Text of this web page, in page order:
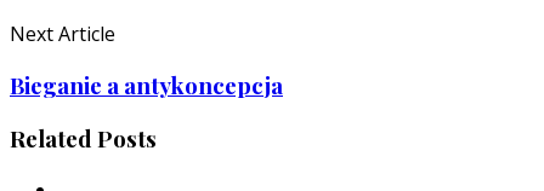
Next Article
Bieganie a antykoncepcja
Related Posts